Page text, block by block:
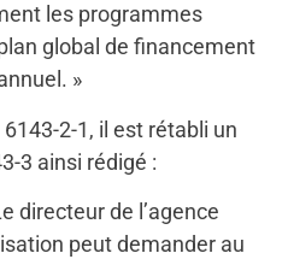
les programmes
global de financement
»
2-1, il est rétabli un
3 ainsi rédigé :
directeur de l’agence
peut demander au